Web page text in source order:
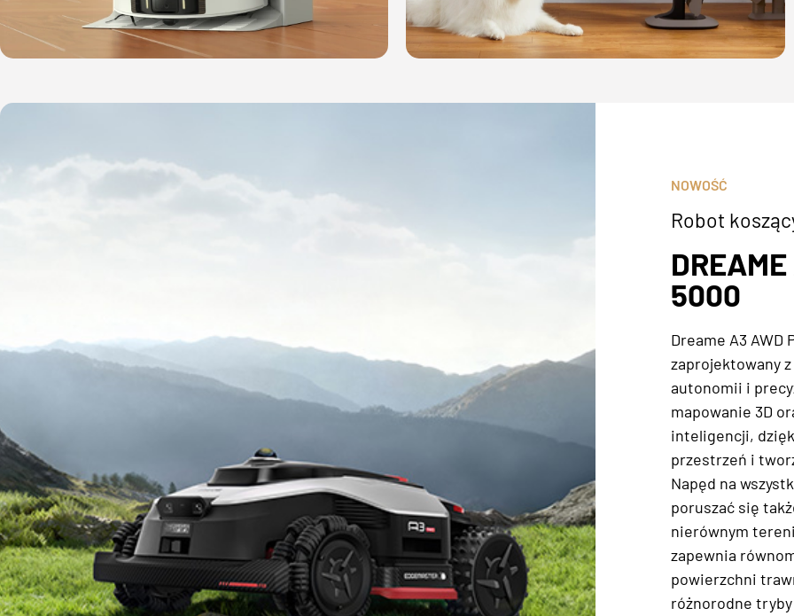
NOWOŚĆ
Robot
5000
Dreame A3
zaprojektowany
autonomii i
mapowanie 3D
inteligencji,
przestrzeń i
Napęd na
poruszać się
nierównym
zapewnia
powierzchni
różnorodne